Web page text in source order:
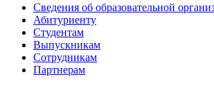
Сведения об образовательной
Абитуриенту
Студентам
Выпускникам
Сотрудникам
Партнерам